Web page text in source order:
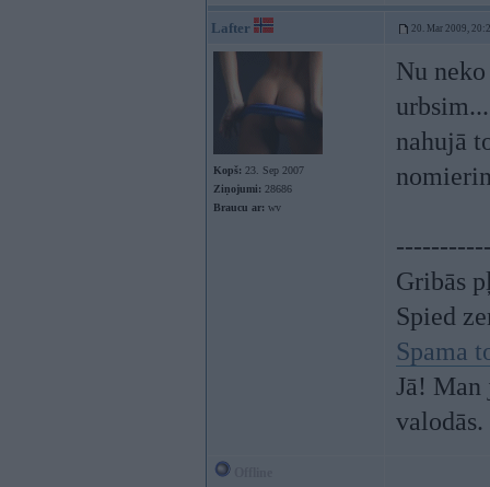
Lafter 20. Mar 2009,
Kopš: 23. Sep 2007
Ziņojumi: 28686
Braucu ar: wv
Nu
nahujā
Gribās
Spied
Spama
Jā! Man
valodās.